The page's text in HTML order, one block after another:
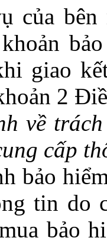
của
giao
2
về
cấp
bảo
tin do
bảo